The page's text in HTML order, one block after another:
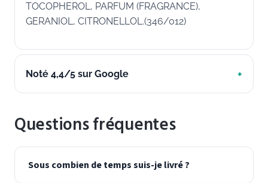
TOCOPHEROL, PARFUM (FRAGRANCE),
GERANIOL, CITRONELLOL.(346/012)
Noté 4,4/5 sur Google
Questions fréquentes
Sous combien de temps suis-je livré ?